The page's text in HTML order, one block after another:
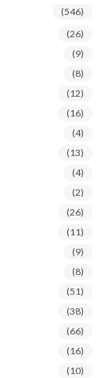
(546)
(26)
(9)
(8)
(12)
(16)
(4)
(13)
(4)
(2)
(26)
(11)
(9)
(8)
(51)
(38)
(66)
(16)
(10)